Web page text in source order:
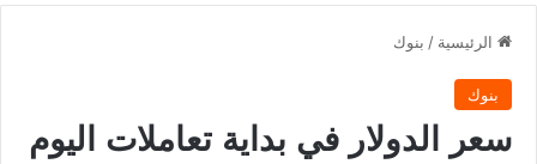
الرئيسية / بنوك
بنوك
سعر الدولار في بداية تعاملات اليوم